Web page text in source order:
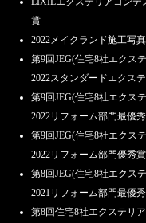
賞
2022メイクランド施工写
第9回JEG(住宅8社エクス
2022スタンダードエクス
第9回JEG(住宅8社エクス
2022リフォーム部門最優
第9回JEG(住宅8社エクス
2022リフォーム部門優秀賞
第8回JEG(住宅8社エクス
2021リフォーム部門最優
第8回住宅8社エクステリ